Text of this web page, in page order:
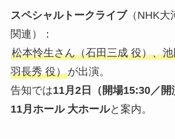
スペシャルトークライブ（NHK大
関連）：
松本怜生さん（石田三成 役）、
羽長秀 役）が出演。
告知では11月2日（開場15:30／開
11月ホール 大ホールと案内。